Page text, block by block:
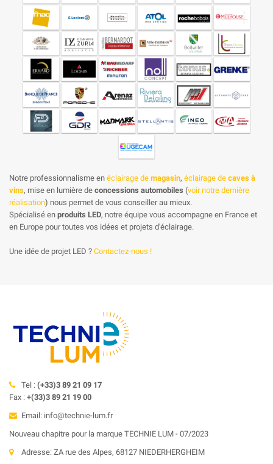
Notre professionnalisme en éclairage de magasin, éclairage de caves à
vins, mise en lumière de concessions automobiles (voir notre dernière
réalisation) nous permet de vous conseiller au mieux.
Spécialisé en produits LED, notre équipe vous accompagne en France et
en Europe pour toutes vos idées et projets d'éclairage.
Une idée de projet LED ? Contactez-nous !
Tel : (+33)3 89 21 09 17
Fax : +(33)3 89 21 19 00
Email: info@technie-lum.fr
Nouveau chapitre pour la marque TECHNIE LUM - 07/2023
Adresse: ZA rue des Alpes, 68127 NIEDERHERGHEIM